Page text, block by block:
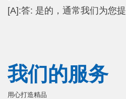
[A]:答: 是的，通常我们为您
我们的服务
用心打造精品